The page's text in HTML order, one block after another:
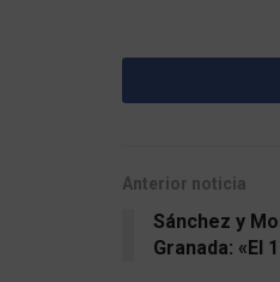
Anterior noticia
Sánchez y
Granada: «El